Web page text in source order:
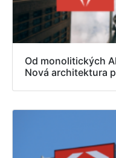
Od monolitických
Nová architektura